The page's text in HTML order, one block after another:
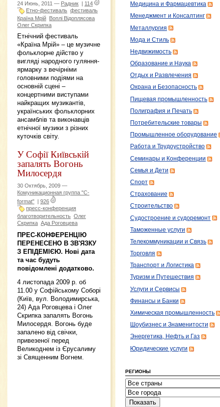
24 Июнь, 2011 — Радник | 114
Етно-фестиваль фестиваль
Країна Мрій Воплі Відоплясова
Олег Скрипка
Етнічний фестиваль
«Країна Мрій» – це музичне
фольклорне дійство у
вигляді народного гуляння-
ярмарку з вечірніми
головними подіями на
основній сцені –
концертними виступами
найкращих музикантів,
українських фольклорних
ансамблів та виконавців
етнічної музики з різних
куточків світу.
У Софії Київській
запалять Вогонь
Милосердя
30 Октябрь, 2009 —
Комуникационная группа "C-
format"
926
пресс-конференция
благотворительность Олег
Скрипка Ада Роговцева
ПРЕС-КОНФЕРЕНЦІЮ
ПЕРЕНЕСЕНО В ЗВ'ЯЗКУ
З ЕПІДЕМІЄЮ. Нові дата
та час будуть
повідомлені додатково.
4 листопада 2009 р. об
11.00 у Софійському Соборі
(Київ, вул. Володимирська,
24) Ада Роговцева і Олег
Скрипка запалять Вогонь
Милосердя. Вогонь буде
запалено від свічки,
привезеної перед
Великоднем із Єрусалиму
зі Священним Вогнем.
Медицина и Фармацевтика
Менеджмент и Консалтинг
Металлургия
Мода и Стиль
Недвижимость
Образование и Наука
Отдых и Развлечения
Охрана и Безопасность
Пищевая промышленность
Полиграфия и Печать
Потребительские товары
Промышленное оборудование
Работа и Трудоустройство
Семинары и Конференции
Семья и Дети
Спорт
Страхование
Строительство
Судостроение и судоремонт
Таможенные услуги
Телекоммуникации и Связь
Торговля
Транспорт и Логистика
Туризм и Путешествия
Услуги и Сервисы
Финансы и Банки
Химическая промышленность
Шоубизнес и Знаменитости
Энергетика, Нефть и Газ
Юридические услуги
РЕГИОНЫ